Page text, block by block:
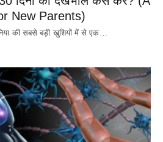
New Parents)
की सबसे बड़ी खुशियों में से एक…